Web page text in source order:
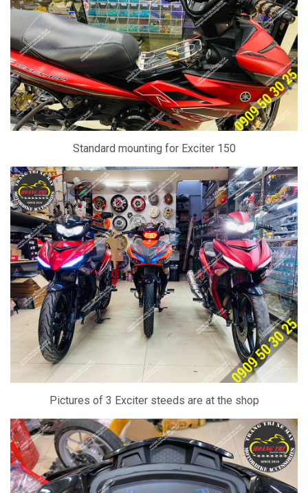
Standard mounting for Exciter 150
Pictures of 3 Exciter steeds are at the shop